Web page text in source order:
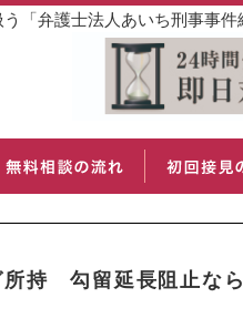
弁護士法人あいち刑事事件
所持 勾留延長阻止な